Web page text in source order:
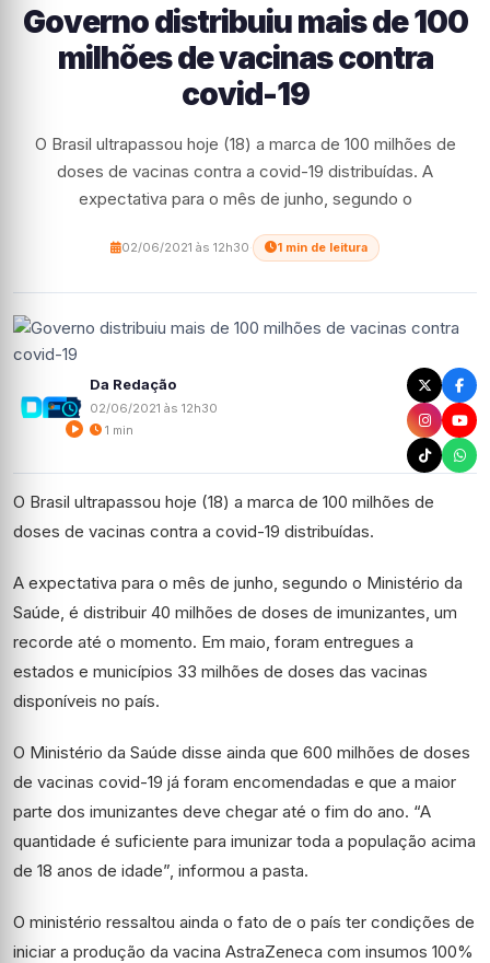
Governo distribuiu mais de 100
milhões de vacinas contra
covid-19
O Brasil ultrapassou hoje (18) a marca de 100 milhões de
doses de vacinas contra a covid-19 distribuídas. A
expectativa para o mês de junho, segundo o
02/06/2021 às 12h30 1 min de leitura
Da Redação
02/06/2021 às 12h30
1 min
O Brasil ultrapassou hoje (18) a marca de 100 milhões de
doses de vacinas contra a covid-19 distribuídas.
A expectativa para o mês de junho, segundo o Ministério da
Saúde, é distribuir 40 milhões de doses de imunizantes, um
recorde até o momento. Em maio, foram entregues a
estados e municípios 33 milhões de doses das vacinas
disponíveis no país.
O Ministério da Saúde disse ainda que 600 milhões de doses
de vacinas covid-19 já foram encomendadas e que a maior
parte dos imunizantes deve chegar até o fim do ano. “A
quantidade é suficiente para imunizar toda a população acima
de 18 anos de idade”, informou a pasta.
O ministério ressaltou ainda o fato de o país ter condições de
iniciar a produção da vacina AstraZeneca com insumos 100%